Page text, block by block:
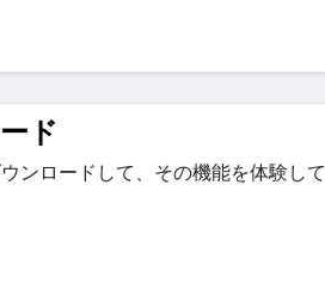
ド
ンロードして、その機能を体験して